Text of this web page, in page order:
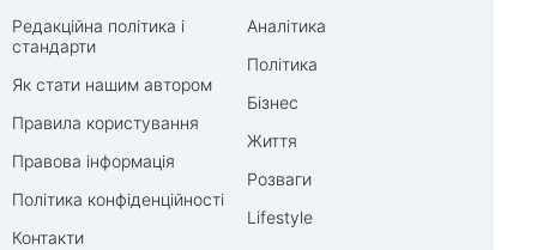
Редакційна політика і
стандарти
Як стати нашим автором
Правила користування
Правова інформація
Політика конфіденційності
Контакти
Аналітика
Політика
Бізнес
Життя
Розваги
Lifestyle